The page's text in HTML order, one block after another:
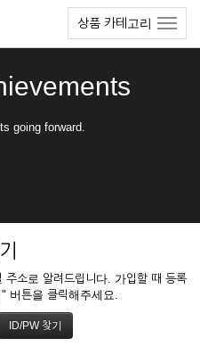
상품 카테고리
going forward.
주소로 알려드립니다. 가입할 때 등록
버튼을 클릭해주세요.